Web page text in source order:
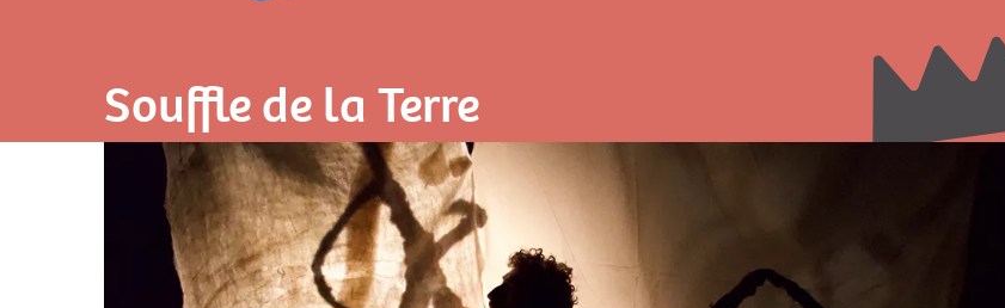
Souffle de la Terre